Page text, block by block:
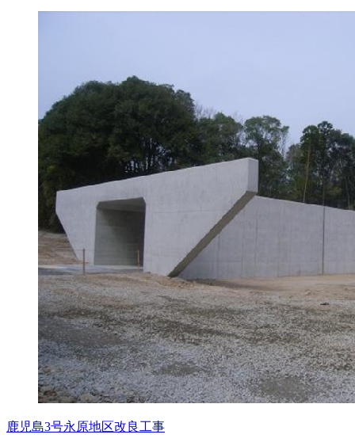
鹿児島3号永原地区改良工事